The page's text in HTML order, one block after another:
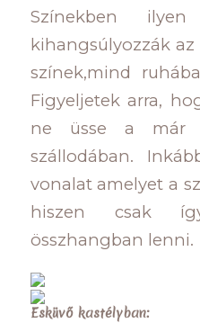
Színekben
kihangsúlyozzák
színek,mind
Figyeljetek arra,
ne üsse a már
szállodában.
vonalat amelyet a
hiszen csak
összhangban lenni.
Esküvő kastélyban: